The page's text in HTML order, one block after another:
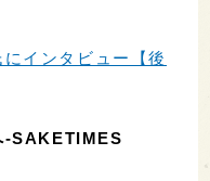
インタビュー【後
-SAKETIMES